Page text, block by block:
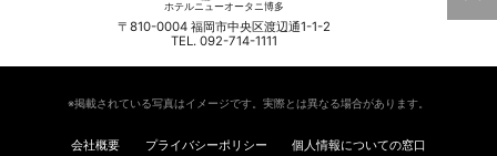
ホテルニューオータニ博多
〒810-0004 福岡市中央区渡辺通1-1-2
TEL. 092-714-1111
※掲載されている写真はイメージです。実際とは異なる場合があります。
会社概要 プライバシーポリシー
個人情報についての窓口